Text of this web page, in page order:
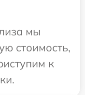
мы
стоимость,
к